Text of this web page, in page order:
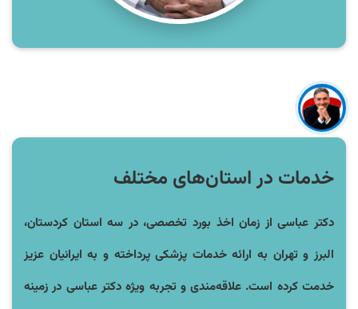
خدمات در استان‌های مختلف
دکتر عباسی از زمان اخذ بورد تخصصی، در سه استان کردستان،
البرز و تهران به ارائه خدمات پزشکی پرداخته و به ایرانیان عزیز
خدمت کرده است. علاقه‌مندی و تجربه ویژه دکتر عباسی در زمینه